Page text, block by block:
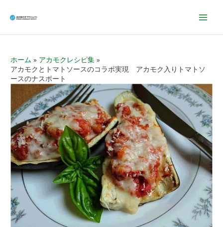
ホーム
アカモクレシピ集
アカモクとトマトソースのコラボ実現 アカモク入りトマトソ
ースのナスボート